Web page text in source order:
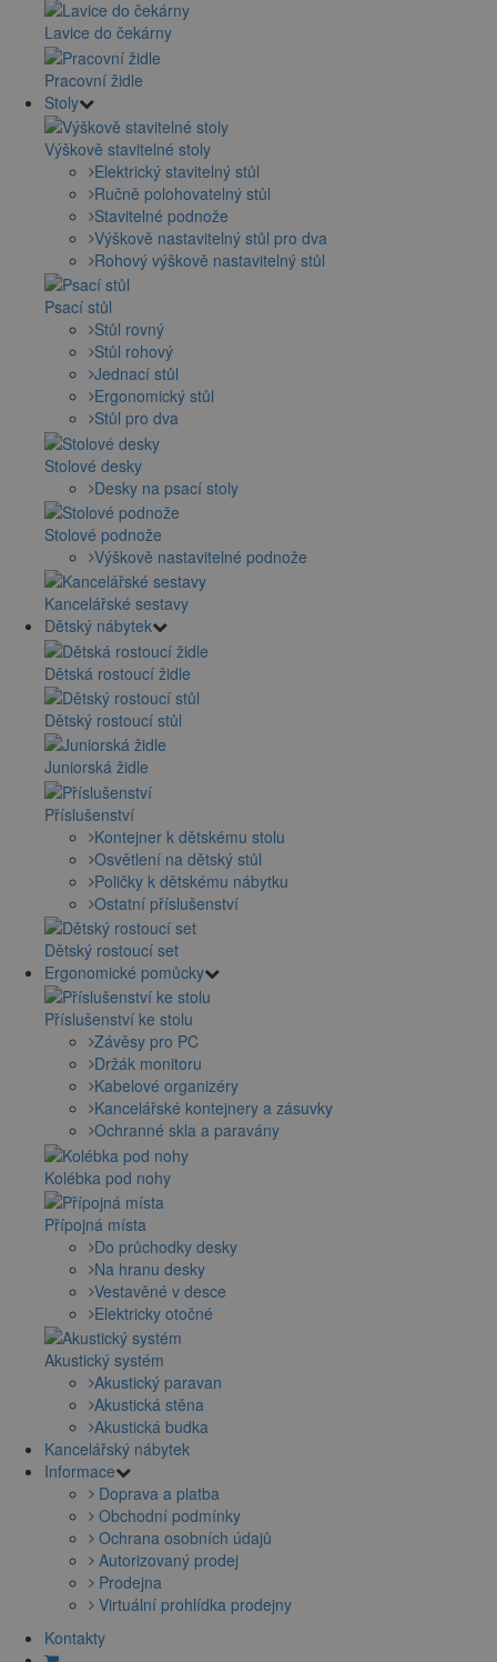
Lavice do čekárny
Pracovní židle
Stoly
Výškově stavitelné stoly
Elektrický stavitelný stůl
Ručně polohovatelný stůl
Stavitelné podnože
Výškově nastavitelný stůl pro dva
Rohový výškově nastavitelný stůl
Psací stůl
Stůl rovný
Stůl rohový
Jednací stůl
Ergonomický stůl
Stůl pro dva
Stolové desky
Desky na psací stoly
Stolové podnože
Výškově nastavitelné podnože
Kancelářské sestavy
Dětský nábytek
Dětská rostoucí židle
Dětský rostoucí stůl
Juniorská židle
Příslušenství
Kontejner k dětskému stolu
Osvětlení na dětský stůl
Poličky k dětskému nábytku
Ostatní příslušenství
Dětský rostoucí set
Ergonomické pomůcky
Příslušenství ke stolu
Závěsy pro PC
Držák monitoru
Kabelové organizéry
Kancelářské kontejnery a zásuvky
Ochranné skla a paravány
Kolébka pod nohy
Přípojná místa
Do průchodky desky
Na hranu desky
Vestavěné v desce
Elektricky otočné
Akustický systém
Akustický paravan
Akustická stěna
Akustická budka
Kancelářský nábytek
Informace
Doprava a platba
Obchodní podmínky
Ochrana osobních údajů
Autorizovaný prodej
Prodejna
Virtuální prohlídka prodejny
Kontakty